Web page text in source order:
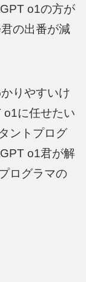
o1の方が
の出番が減
りやすいけ
o1に任せたい
ントプログ
o1君が解
ログラマの